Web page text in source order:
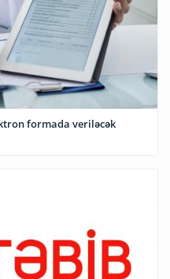
formada veriləcək